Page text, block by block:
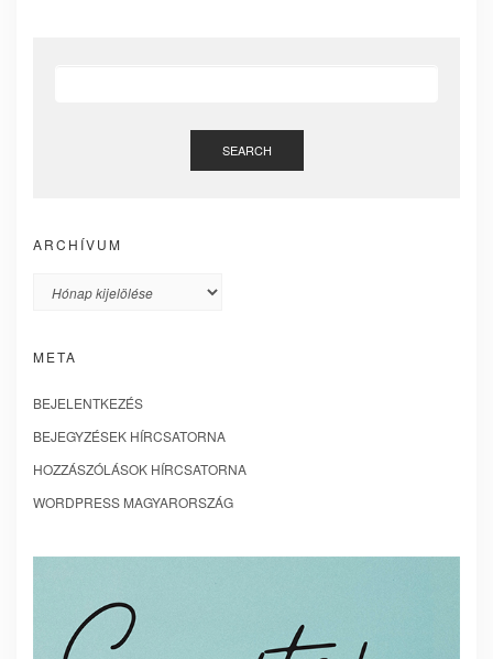
SEARCH
ARCHÍVUM
Archívum
META
BEJELENTKEZÉS
BEJEGYZÉSEK HÍRCSATORNA
HOZZÁSZÓLÁSOK HÍRCSATORNA
WORDPRESS MAGYARORSZÁG